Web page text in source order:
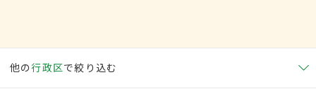
他の行政区で絞り込む